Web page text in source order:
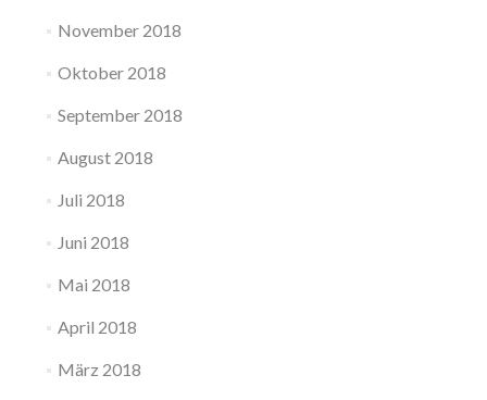
November 2018
Oktober 2018
September 2018
August 2018
Juli 2018
Juni 2018
Mai 2018
April 2018
März 2018